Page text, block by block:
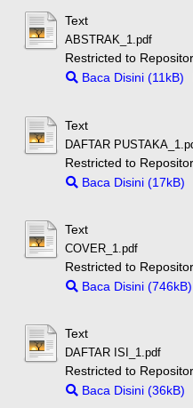
Text
ABSTRAK_1.pdf
Restricted to
Baca Disini (11kB)
Text
DAFTAR
Restricted to
Baca Disini (17kB)
Text
COVER_1.pdf
Restricted to
Baca Disini (746kB)
Text
DAFTAR ISI_1.pdf
Restricted to
Baca Disini (36kB)